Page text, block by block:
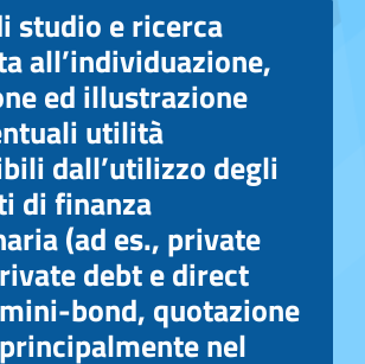
studio e ricerca
all’individuazione,
ed illustrazione
utilità
dall’utilizzo degli
di finanza
(ad es., private
debt e direct
bond, quotazione
nel